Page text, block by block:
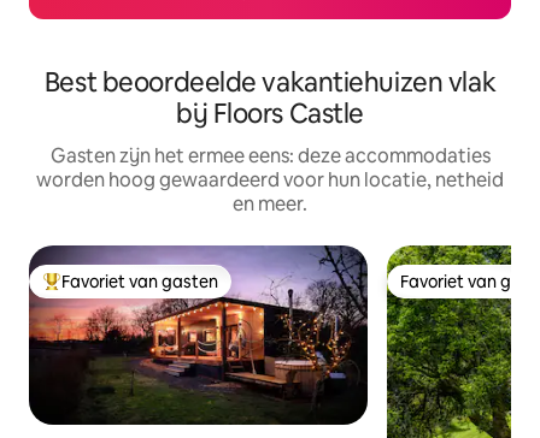
Best beoordeelde vakantiehuizen vlak
bij Floors Castle
Gasten zijn het ermee eens: deze accommodaties
worden hoog gewaardeerd voor hun locatie, netheid
en meer.
Topfavoriet van gasten
Favoriet van gasten Favoriet van
Favoriet van